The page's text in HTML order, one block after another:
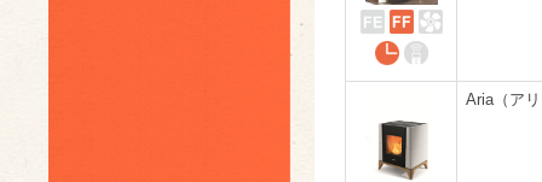
Aria（ア